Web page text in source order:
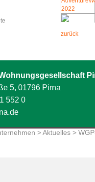
zurück
5, 01796 Pirna
552 0
>Aktuelles >